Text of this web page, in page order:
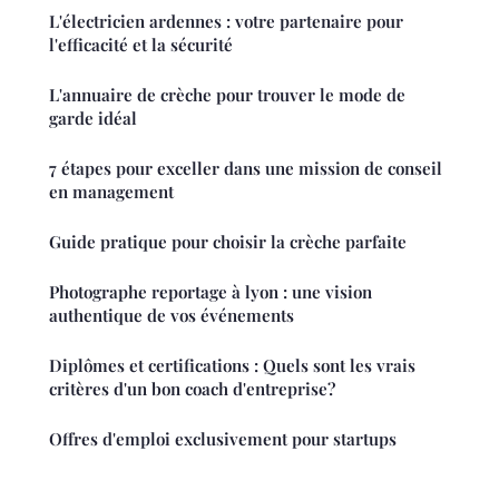
L'électricien ardennes : votre partenaire pour
l'efficacité et la sécurité
L'annuaire de crèche pour trouver le mode de
garde idéal
7 étapes pour exceller dans une mission de conseil
en management
Guide pratique pour choisir la crèche parfaite
Photographe reportage à lyon : une vision
authentique de vos événements
Diplômes et certifications : Quels sont les vrais
critères d'un bon coach d'entreprise?
Offres d'emploi exclusivement pour startups